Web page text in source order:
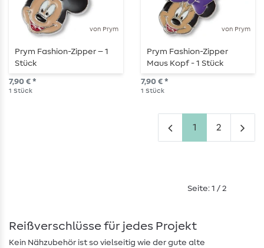
von Prym
Prym Fashion-Zipper – 1
Stück
7,90 € *
1 Stück
von Prym
Prym Fashion-Zipper
Maus Kopf - 1 Stück
7,90 € *
1 Stück
1 2
Seite: 1 / 2
Reißverschlüsse für jedes Projekt
Kein Nähzubehör ist so vielseitig wie der gute alte